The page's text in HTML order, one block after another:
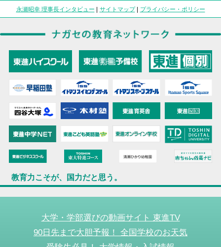
永瀬昭幸 理事長インタビュー | サイトマップ| プライバシー・ポリシー
教育力こそが、国力だと思う。
大学・学部選びの動画サイト 東進TV
90日先まで大胆予報！ 全国学校のお天気